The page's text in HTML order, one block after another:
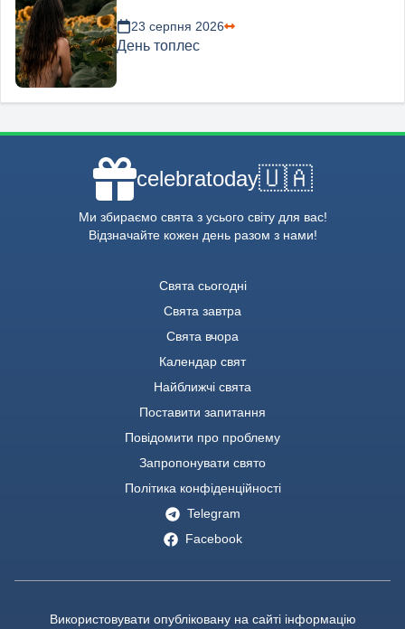
23 серпня 2026
День топлес
celebratoday🇺🇦
Ми збираємо свята з усього світу для вас!
Відзначайте кожен день разом з нами!
Свята сьогодні
Свята завтра
Свята вчора
Календар свят
Найближчі свята
Поставити запитання
Повідомити про проблему
Запропонувати свято
Політика конфіденційності
Telegram
Facebook
Використовувати опубліковану на сайті інформацію